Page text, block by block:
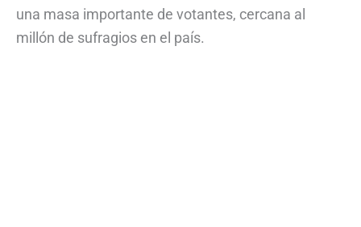
una masa importante de votantes, cercana al
millón de sufragios en el país.